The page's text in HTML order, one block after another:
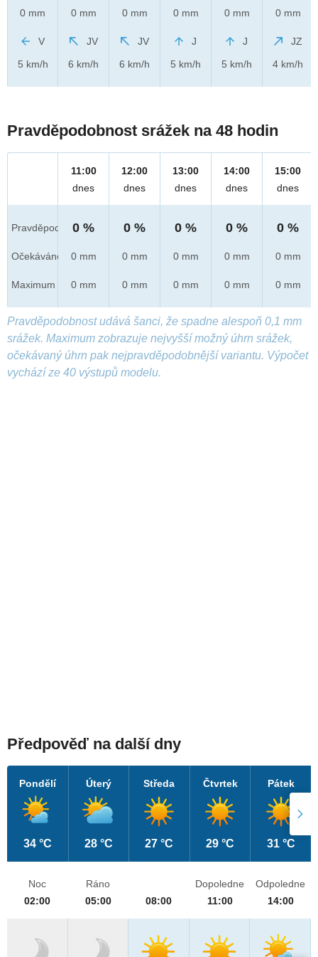
0 mm
V
5 km/h
0 mm
JV
6 km/h
0 mm
JV
6 km/h
0 mm
J
5 km/h
0 mm
J
5 km/h
0 mm
JZ
4 km/h
Pravděpodobnost srážek na 48 hodin
Pravděpod.
Očekáváno
Maximum
11:00
dnes
0 %
0 mm
0 mm
12:00
dnes
0 %
0 mm
0 mm
13:00
dnes
0 %
0 mm
0 mm
14:00
dnes
0 %
0 mm
0 mm
15:00
dnes
0 %
0 mm
0 mm
Pravděpodobnost udává šanci, že spadne alespoň 0,1 mm
srážek. Maximum zobrazuje nejvyšší možný úhrn srážek,
očekávaný úhrn pak nejpravděpodobnější variantu. Výpočet
vychází ze 40 výstupů modelu.
Předpověď na další dny
Pondělí
34 °C
Úterý
28 °C
Středa
27 °C
Čtvrtek
29 °C
Pátek
31 °C
Noc
02:00
Ráno
05:00
08:00
Dopoledne
11:00
Odpoledne
14:00